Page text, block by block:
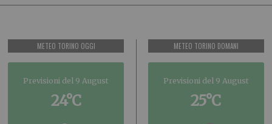
METEO TORINO OGGI
Previsioni del 9 August
24°C
METEO TORINO DOMANI
Previsioni del 9 August
25°C